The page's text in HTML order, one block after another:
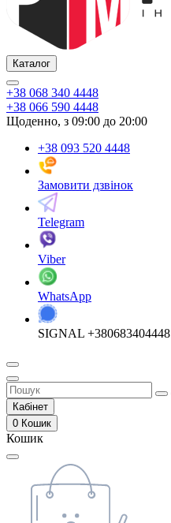
Каталог
+38 068 340 4448
+38 066 590 4448
Щоденно, з 09:00 до 20:00
+38 093 520 4448
Замовити дзвінок
Telegram
Viber
WhatsApp
SIGNAL +380683404448
Кабінет
0 Кошик
Кошик